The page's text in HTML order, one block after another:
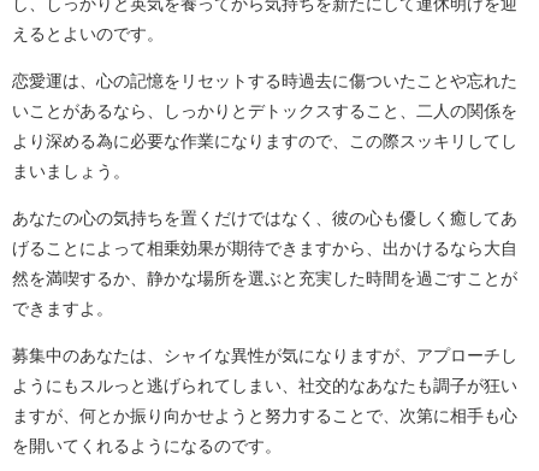
し、しっかりと英気を養ってから気持ちを新たにして連休明けを迎
えるとよいのです。
恋愛運は、心の記憶をリセットする時過去に傷ついたことや忘れた
いことがあるなら、しっかりとデトックスすること、二人の関係を
より深める為に必要な作業になりますので、この際スッキリしてし
まいましょう。
あなたの心の気持ちを置くだけではなく、彼の心も優しく癒してあ
げることによって相乗効果が期待できますから、出かけるなら大自
然を満喫するか、静かな場所を選ぶと充実した時間を過ごすことが
できますよ。
募集中のあなたは、シャイな異性が気になりますが、アプローチし
ようにもスルっと逃げられてしまい、社交的なあなたも調子が狂い
ますが、何とか振り向かせようと努力することで、次第に相手も心
を開いてくれるようになるのです。